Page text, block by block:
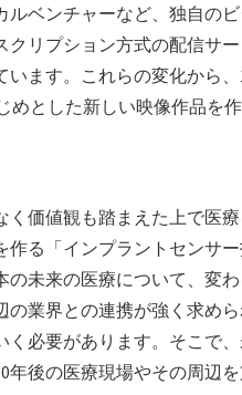
ルベンチャーなど、独自の
クリプション方式の配信サ
います。これらの変化から
めとした新しい映像作品を
く価値観も踏まえた上で医
作る「インプラントセンサ
の未来の医療について、変
の業界との連携が強く求め
く必要があります。そこで
後の医療現場やその周辺